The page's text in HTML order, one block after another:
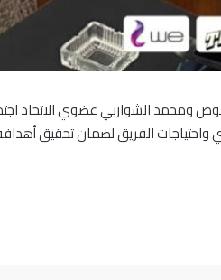
الشواربي عضوي الاتحاد
واحتياجات الفريق لضمان تحقيق